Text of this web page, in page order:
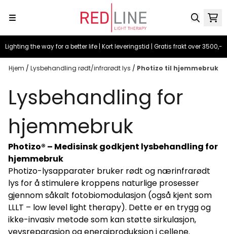
Lighting the way for a better life | Kort leveringstid | Gratis frakt over 3500,-
Hjem / Lysbehandling rødt/infrarødt lys / Photizo til hjemmebruk
Lysbehandling for
hjemmebruk
Photizo® – Medisinsk godkjent lysbehandling for
hjemmebruk
Photizo-lysapparater bruker rødt og nærinfrarødt
lys for å stimulere kroppens naturlige prosesser
gjennom såkalt fotobiomodulasjon (også kjent som
LLLT – low level light therapy). Dette er en trygg og
ikke-invasiv metode som kan støtte sirkulasjon,